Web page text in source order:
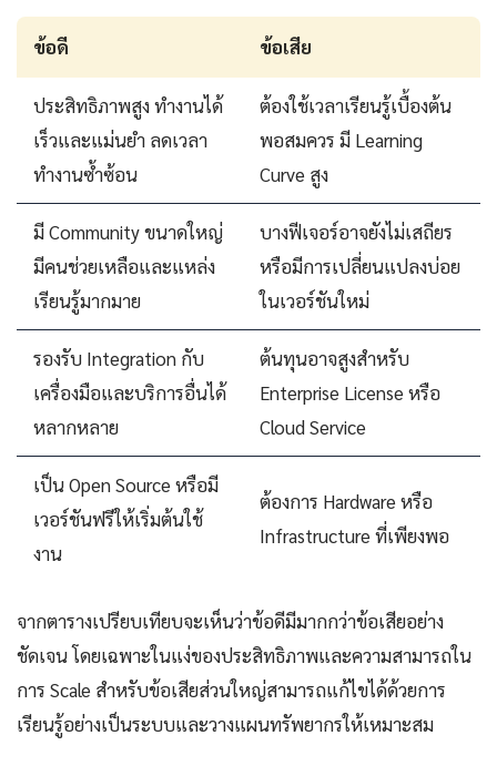
ข้อดี ข้อเสีย
ประสิทธิภาพสูง ทำงานได้
เร็วและแม่นยำ ลดเวลา
ทำงานซ้ำซ้อน
ต้องใช้เวลาเรียนรู้เบื้องต้น
พอสมควร มี Learning
Curve สูง
มี Community ขนาดใหญ่
มีคนช่วยเหลือและแหล่ง
เรียนรู้มากมาย
บางฟีเจอร์อาจยังไม่เสถียร
หรือมีการเปลี่ยนแปลงบ่อย
ในเวอร์ชันใหม่
รองรับ Integration กับ
เครื่องมือและบริการอื่นได้
หลากหลาย
ต้นทุนอาจสูงสำหรับ
Enterprise License หรือ
Cloud Service
เป็น Open Source หรือมี
เวอร์ชันฟรีให้เริ่มต้นใช้
งาน
ต้องการ Hardware หรือ
Infrastructure ที่เพียงพอ
จากตารางเปรียบเทียบจะเห็นว่าข้อดีมีมากกว่าข้อเสียอย่าง
ชัดเจน โดยเฉพาะในแง่ของประสิทธิภาพและความสามารถใน
การ Scale สำหรับข้อเสียส่วนใหญ่สามารถแก้ไขได้ด้วยการ
เรียนรู้อย่างเป็นระบบและวางแผนทรัพยากรให้เหมาะสม